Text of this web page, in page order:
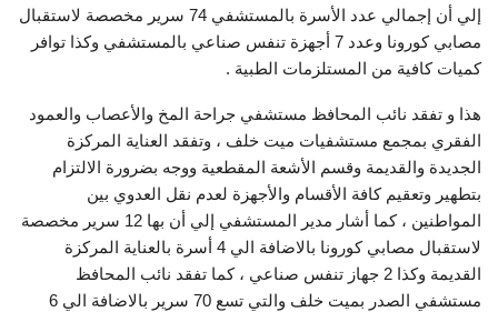
إلي أن إجمالي عدد الأسرة بالمستشفي 74 سرير مخصصة لاستقبال
مصابي كورونا وعدد 7 أجهزة تنفس صناعي بالمستشفي وكذا توافر
كميات كافية من المستلزمات الطبية .
هذا و تفقد نائب المحافظ مستشفي جراحة المخ والأعصاب والعمود
الفقري بمجمع مستشفيات ميت خلف ، وتفقد العناية المركزة
الجديدة والقديمة وقسم الأشعة المقطعية ووجه بضرورة الالتزام
بتطهير وتعقيم كافة الأقسام والأجهزة لعدم نقل العدوي بين
المواطنين ، كما أشار مدير المستشفي إلي أن بها 12 سرير مخصصة
لاستقبال مصابي كورونا بالاضافة الي 4 أسرة بالعناية المركزة
القديمة وكذا 2 جهاز تنفس صناعي ، كما تفقد نائب المحافظ
مستشفي الصدر بميت خلف والتي تسع 70 سرير بالاضافة الي 6